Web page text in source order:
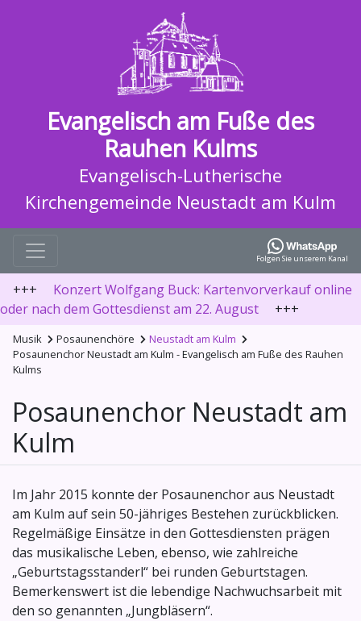
Evangelisch am Fuße des
Rauhen Kulms
Evangelisch-Lutherische
Kirchengemeinde Neustadt am Kulm
Folgen Sie unserem Kanal
+++
Konzert Wolfgang Buck: Kartenvorverkauf online
oder nach dem Gottesdienst am 22. August
+++
Musik Posaunenchöre
Neustadt am Kulm
Posaunenchor Neustadt am Kulm - Evangelisch am Fuße des Rauhen
Kulms
Posaunenchor Neustadt am
Kulm
Im Jahr 2015 konnte der Posaunenchor aus Neustadt
am Kulm auf sein 50-jähriges Bestehen zurückblicken.
Regelmäßige Einsätze in den Gottesdiensten prägen
das musikalische Leben, ebenso, wie zahlreiche
„Geburtstagsstanderl“ bei runden Geburtstagen.
Bemerkenswert ist die lebendige Nachwuchsarbeit mit
den so genannten „Jungbläsern“.